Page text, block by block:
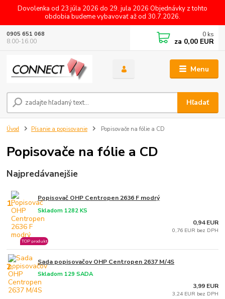
Dovolenka od 23 júla 2026 do 29. jula 2026 Objednávky z tohto
obdobia budeme vybavovať až od 30.7.2026.
Menu
Hľadať
0905 651 068
8.00-16.00
0 ks
za 0,00 EUR
Úvod Písanie a popisovanie Popisovače na fólie a CD
Popisovače na fólie a CD
Najpredávanejšie
1. Popisovač OHP Centropen 2636 F modrý
Skladom 1282 KS
TOP produkt
0,94 EUR
0,76 EUR bez DPH
2. Sada popisovačov OHP Centropen 2637 M/4S
Skladom 129 SADA
3,99 EUR
3,24 EUR bez DPH